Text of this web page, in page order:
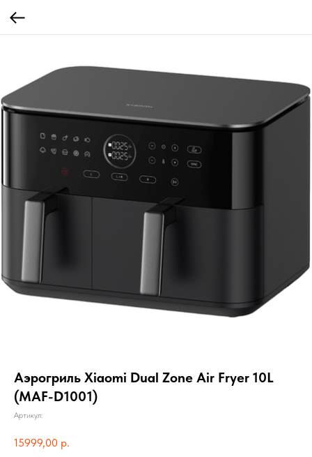
Аэрогриль Xiaomi Dual Zone Air Fryer 10L
(MAF-D1001)
Артикул:
15999,00 р.